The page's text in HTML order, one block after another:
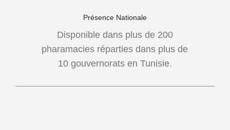
Présence Nationale
Disponible dans plus de 200
pharamacies réparties dans plus de
10 gouvernorats en Tunisie.